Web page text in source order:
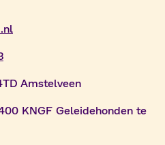
Amstelveen
KNGF Geleidehonden te